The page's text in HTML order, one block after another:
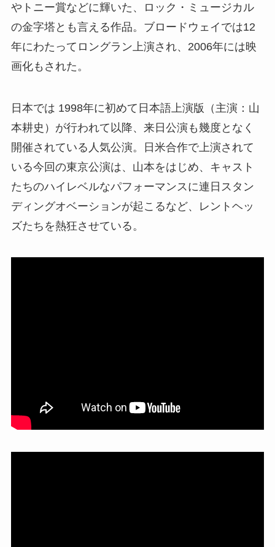
やトニー賞などに輝いた、ロック・ミュージカル
の金字塔とも言える作品。ブロードウェイでは12
年にわたってロングラン上演され、2006年には映
画化もされた。
日本では 1998年に初めて日本語上演版（主演：山
本耕史）が行われて以降、来日公演も幾度となく
開催されている人気公演。日米合作で上演されて
いる今回の東京公演は、山本をはじめ、キャスト
たちのハイレベルなパフォーマンスに連日スタン
ディングオベーションが起こるなど、レントヘッ
ズたちを熱狂させている。